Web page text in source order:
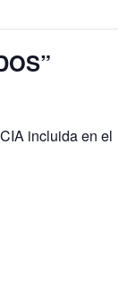
incluida en el